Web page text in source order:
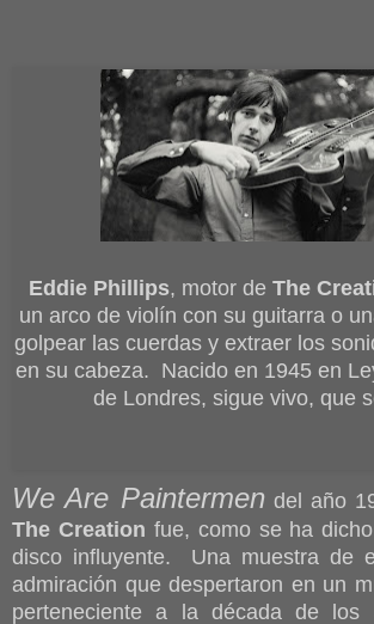
Eddie Phillips, motor de The
un arco de violín con su guitarra o
golpear las cuerdas y extraer los
en su cabeza. Nacido en 1945 en
de Londres, sigue vivo, que
We Are Paintermendel año
The Creation fue, como se ha
disco influyente. Una muestra de
admiración que despertaron en un
perteneciente a la década de los